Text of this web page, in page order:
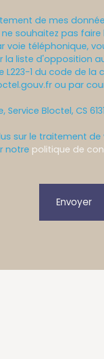
de mes
ne souhaitez pas
voie téléphonique,
la liste d'opposition
L223-1 du code de la
ou par
Bloctel, CS
sur le traitement
notre politique de
Envoyer